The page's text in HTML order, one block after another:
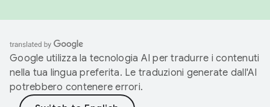
Google utilizza la tecnologia AI per tradurre i contenuti
nella tua lingua preferita. Le traduzioni generate dall'AI
potrebbero contenere errori.